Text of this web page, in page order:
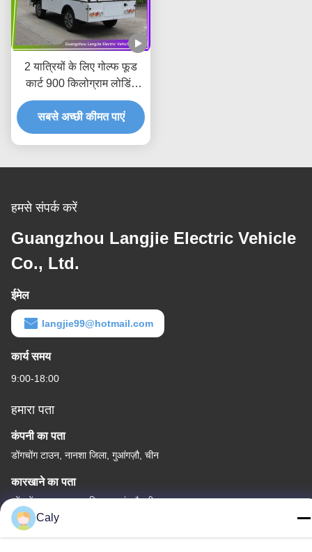
2 यात्रियों के लिए गोल्फ फूड
कार्ट 900 किलोग्राम लोडिंग
एसी मोटर इलेक्ट्रिक फ्रेट कार
कारखाने के लिए
सबसे अच्छी कीमत पाएं
हमसे संपर्क करें
Guangzhou Langjie Electric Vehicle
Co., Ltd.
ईमेल
langjie99@hotmail.com
कार्य समय
9:00-18:00
हमारा पता
कंपनी का पता
डोंगचोंग टाउन, नानशा जिला, गुआंगज़ौ, चीन
कारखाने का पता
डोंगचोंग टाउन, नानशा जिला, गुआंगज़ौ, चीन
टेलीफोन
Caly